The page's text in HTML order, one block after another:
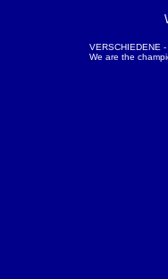
VERSCHIEDENE
We are the